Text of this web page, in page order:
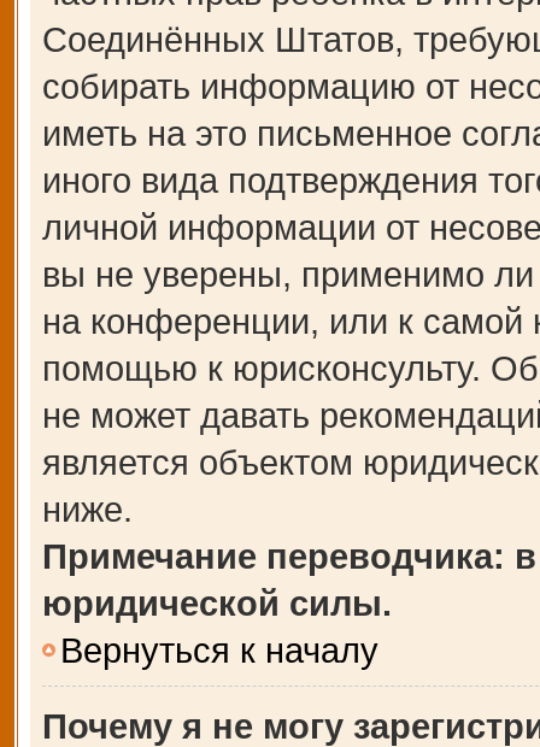
Соединённых Штатов,
собирать информацию от
иметь на это письменное
иного вида подтверждения
личной информации от
вы не уверены, применимо ли
на конференции, или к самой
помощью к юрисконсульту.
не может давать
является объектом
ниже.
Примечание переводчика:
юридической силы.
Вернуться к началу
Почему я не могу